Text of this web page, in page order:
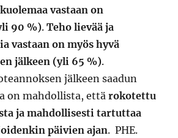
vastaan on
90 %).Teho lievää ja
vastaan on myös hyvä
jälkeen (yli 65 %).
jälkeen saadun
on mahdollista, ettärokotettu
ja mahdollisesti tartuttaa
päivien ajan. PHE.